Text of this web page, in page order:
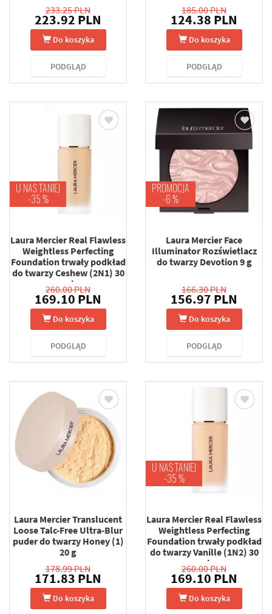
233.25 PLN
223.92 PLN
Do koszyka
PODGLĄD
185.00 PLN
124.38 PLN
Do koszyka
PODGLĄD
U NAS TANIEJ
-35 %
Laura Mercier Real Flawless
Weightless Perfecting
Foundation trwały podkład
do twarzy Ceshew (2N1) 30
ml
260.00 PLN
169.10 PLN
Do koszyka
PODGLĄD
PROMOCJA
-6 %
Laura Mercier Face
Illuminator Rozświetlacz
do twarzy Devotion 9 g
166.30 PLN
156.97 PLN
Do koszyka
PODGLĄD
Laura Mercier Translucent
Loose Talc-Free Ultra-Blur
puder do twarzy Honey (1)
20 g
178.99 PLN
171.83 PLN
Do koszyka
U NAS TANIEJ
-35 %
Laura Mercier Real Flawless
Weightless Perfecting
Foundation trwały podkład
do twarzy Vanille (1N2) 30
ml
260.00 PLN
169.10 PLN
Do koszyka